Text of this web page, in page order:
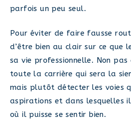
parfois un peu seul.
Pour éviter de faire fausse
d’être bien au clair sur ce que
sa vie professionnelle. Non
toute la carrière qui sera la
mais plutôt détecter les voies
aspirations et dans lesquelles
où il puisse se sentir bien.